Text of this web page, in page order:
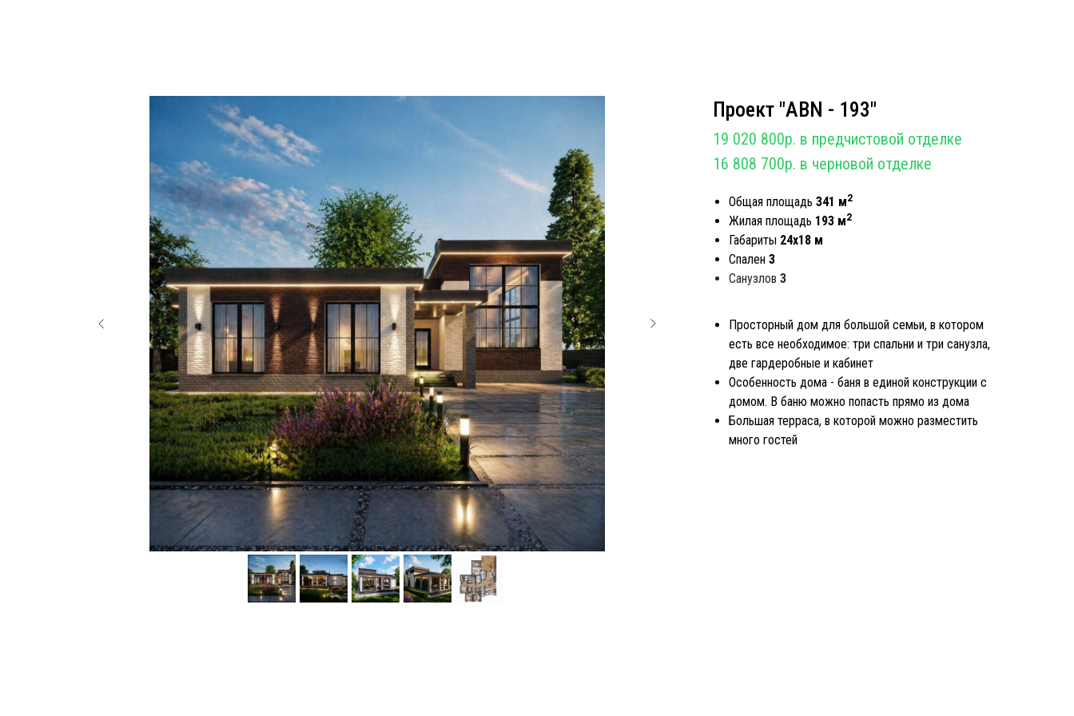
Проект "АBN - 193"
19 020 800р. в предчистовой отделке
16 808 700р. в черновой отделке
Общая площадь 341 м2
Жилая площадь 193 м2
Габариты 24х18 м
Спален 3
Санузлов 3
Просторный дом для большой семьи, в котором
есть все необходимое: три спальни и три санузла,
две гардеробные и кабинет
Особенность дома - баня в единой конструкции с
домом. В баню можно попасть прямо из дома
Большая терраса, в которой можно разместить
много гостей